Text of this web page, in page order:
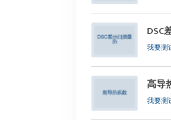
DSC
我要测
高导
我要测